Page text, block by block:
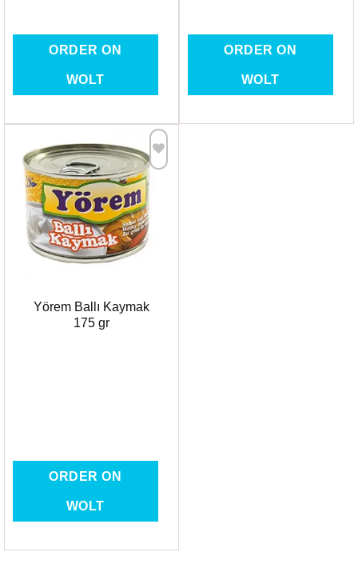
ORDER ON
WOLT
ORDER ON
WOLT
Favorilere
Ekle
Yörem Ballı Kaymak
175 gr
ORDER ON
WOLT